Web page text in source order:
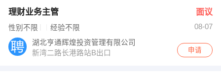
理财业务主管 面议
性别不限 经验不限
08-07
湖北亨通辉煌投资管理有限公司
新湾二路长港路站B出口
申请